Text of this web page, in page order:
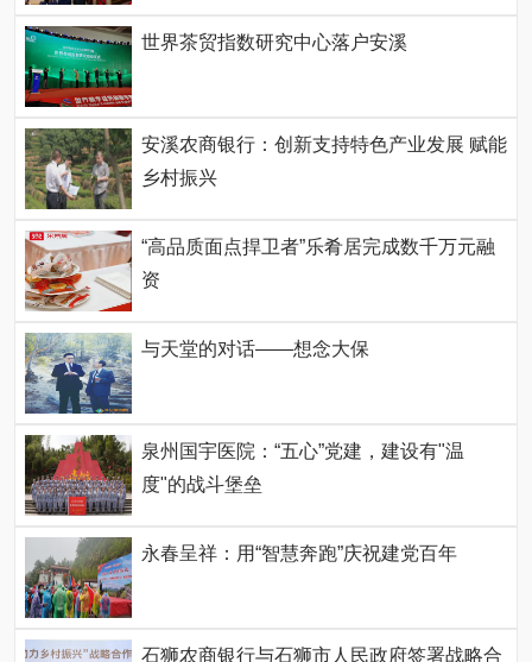
世界茶贸指数研究中心落户安溪
安溪农商银行：创新支持特色产业发展 赋能
乡村振兴
“高品质面点捍卫者”乐肴居完成数千万元融
资
与天堂的对话——想念大保
泉州国宇医院：“五心”党建，建设有"温
度"的战斗堡垒
永春呈祥：用“智慧奔跑”庆祝建党百年
石狮农商银行与石狮市人民政府签署战略合